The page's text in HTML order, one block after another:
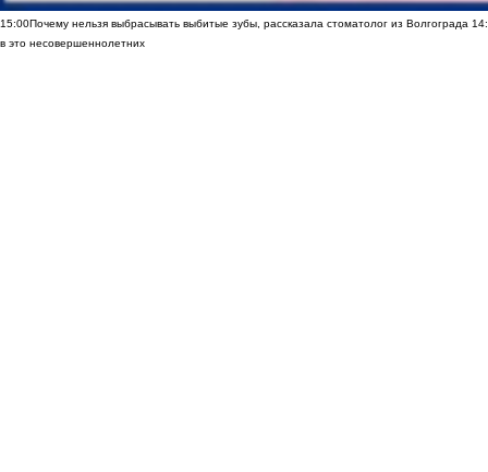
15:00Почему нельзя выбрасывать выбитые зубы, рассказала стоматолог из Волгограда
в это несовершеннолетних